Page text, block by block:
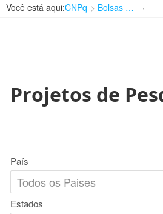
Você está aqui:CNPq Bolsas e Auxílios Vigentes
Projetos de
País
Estados